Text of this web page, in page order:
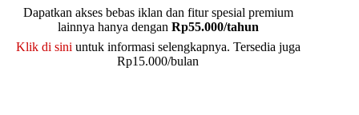
Dapatkan akses bebas iklan dan fitur spesial premium
lainnya hanya dengan Rp55.000/tahun
Klik di sini untuk informasi selengkapnya. Tersedia juga
Rp15.000/bulan